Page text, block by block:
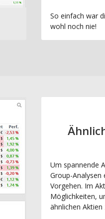
So einfach war
wohl noch nie!
Um spannende
Group-Analysen
Vorgehen. Im
Möglichkeiten,
ähnlichen Aktien